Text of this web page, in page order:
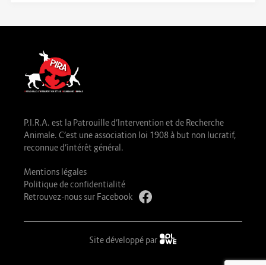
P.I.R.A. est la Patrouille d’Intervention et de Recherche
Animale. C’est une association loi 1908 à but non lucratif,
reconnue d’intérêt général.
Mentions légales
Politique de confidentialité
Retrouvez-nous sur Facebook
Site développé par